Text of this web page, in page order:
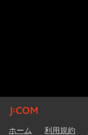
ホーム 利用規約